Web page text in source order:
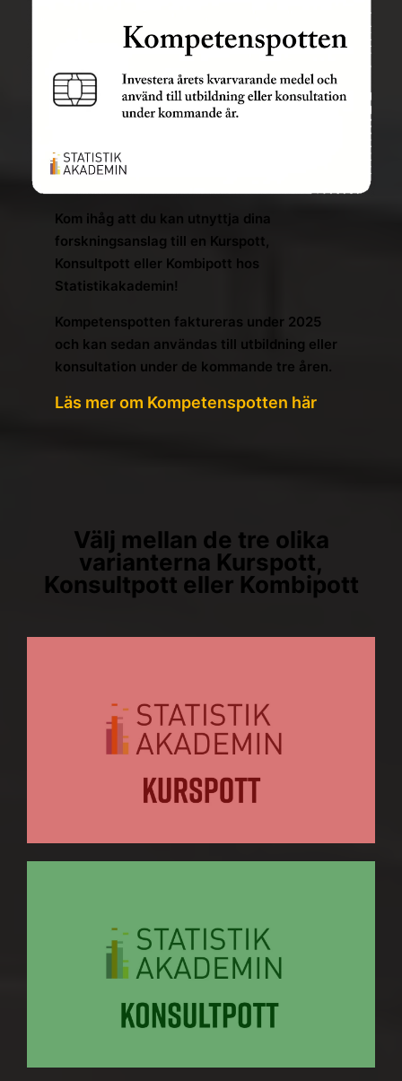
Kom ihåg att du kan utnyttja dina
forskningsanslag till en Kurspott,
Konsultpott eller Kombipott hos
Statistikakademin!
Kompetenspotten faktureras under 2025
och kan sedan användas till utbildning eller
konsultation under de kommande tre åren.
Läs mer om Kompetenspotten här
Välj mellan de tre olika
varianterna Kurspott,
Konsultpott eller Kombipott